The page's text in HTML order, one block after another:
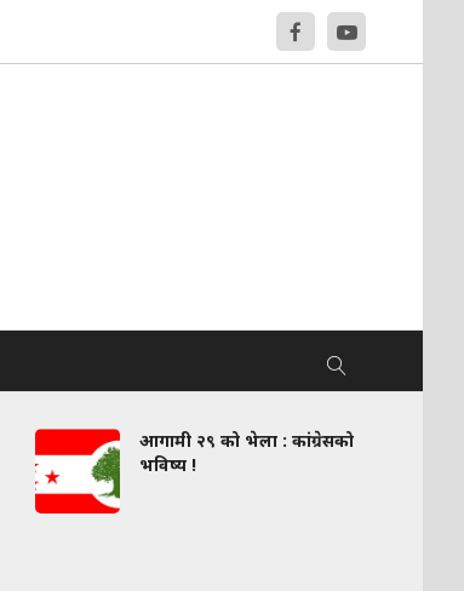
आगामी २९ को भेला : कांग्रेसको
भविष्य !